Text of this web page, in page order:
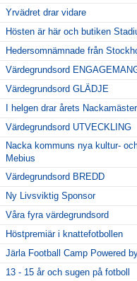
Yrvädret drar vidare
Hösten är här och butiken
Hedersomnämnade från
Värdegrundsord
Värdegrundsord GLÄDJE
I helgen drar årets
Värdegrundsord UTVECKLING
Nacka kommuns nya kultur-
Mebius
Värdegrundsord BREDD
Ny Livsviktig Sponsor
Våra fyra värdegrundsord
Höstpremiär i knattefotbollen
Järla Football Camp Powered
13 - 15 år och sugen på fotboll